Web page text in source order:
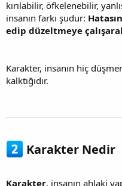
kırılabilir, öfkelenebilir,
insanın farkı şudur:
edip düzeltmeye
Karakter, insanın hiç
kalktığıdır.
Karakter Nedir
Karakter, insanın ahlaki